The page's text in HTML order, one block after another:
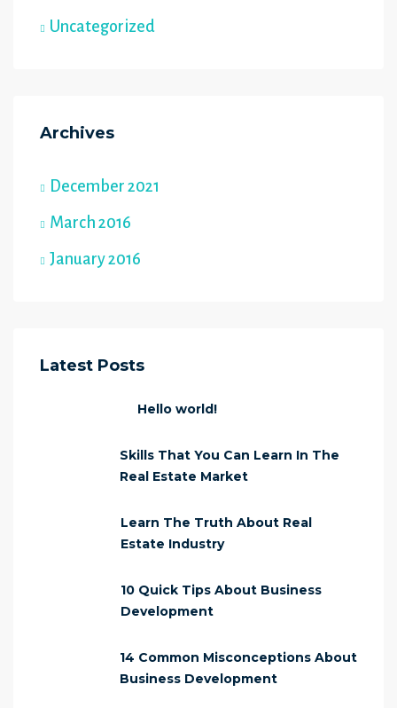
Uncategorized
Archives
December 2021
March 2016
January 2016
Latest Posts
Hello world!
Skills That You Can Learn In The
Real Estate Market
Learn The Truth About Real
Estate Industry
10 Quick Tips About Business
Development
14 Common Misconceptions About
Business Development